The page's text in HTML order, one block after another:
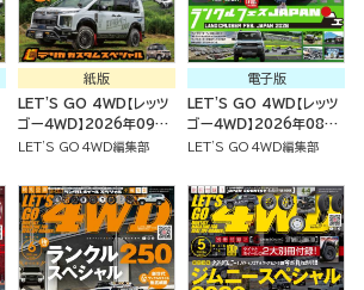
紙版
LET'S GO 4WD【レッツ
ゴー４ＷＤ】2026年09月
号LET'S GO 4WD編集部
電子版
LET'S GO 4WD【レッツ
ゴー４ＷＤ】2026年08月
号LET'S GO 4WD編集部